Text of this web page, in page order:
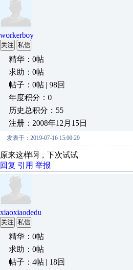
workerboy
关注 私信
精华：0帖
求助：0帖
帖子：0帖 | 98回
年度积分：0
历史总积分：55
注册：2008年12月15日
发表于：2019-07-16 15:00:29
原来这样啊，下次试试
回复 引用 举报
xiaoxiaodedu
关注 私信
精华：0帖
求助：0帖
帖子：4帖 | 18回